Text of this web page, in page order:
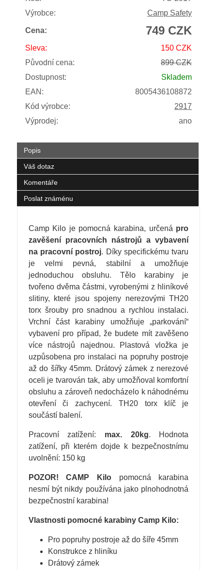
Výrobce:
Camp Safety
Cena: 749 CZK
Sleva:
150 CZK
Původní cena:
899 CZK
Dostupnost:
Skladem
EAN:
8005436108872
Kód výrobce:
2917
Výprodej:
ano
Popis
Váš dotaz
Komentáře
Poslat známénu
Camp Kilo je pomocná karabina, určená pro
zavěšení pracovních nástrojů a vybavení
na pracovní postroj. Díky specifickému tvaru
je velmi pevná, stabilní a umožňuje
jednoduchou obsluhu. Tělo karabiny je
tvořeno dvěma částmi, vyrobenými z hliníkové
slitiny, které jsou spojeny nerezovými TH20
torx šrouby pro snadnou a rychlou instalaci.
Vrchní část karabiny umožňuje „parkování“
vybavení pro případ, že budete mít zavěšeno
více nástrojů najednou. Plastová vložka je
uzpůsobena pro instalaci na popruhy postroje
až do šířky 45mm. Drátový zámek z nerezové
oceli je tvarován tak, aby umožňoval komfortní
obsluhu a zároveň nedocházelo k náhodnému
otevření či zachycení. TH20 torx klíč je
součástí balení.
Pracovní zatížení: max. 20kg. Hodnota
zatížení, při kterém dojde k bezpečnostnímu
uvolnění: 150 kg
POZOR! CAMP Kilopomocná karabina
nesmí být nikdy používána jako plnohodnotná
bezpečnostní karabina!
Vlastnosti pomocné karabiny Camp Kilo:
Pro popruhy postroje až do šíře 45mm
Konstrukce z hliníku
Drátový zámek